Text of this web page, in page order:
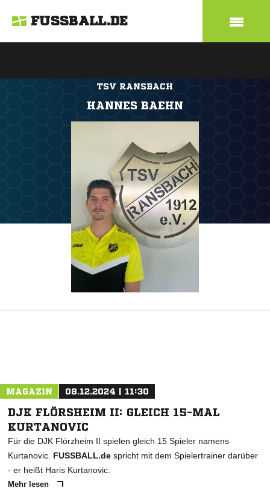
FUSSBALL.DE
TSV RANSBACH
HANNES BAEHN
MAGAZIN 08.12.2024 | 11:30
DJK FLÖRSHEIM II: GLEICH 15-MAL
KURTANOVIC
Für die DJK Flörzheim II spielen gleich 15 Spieler namens
Kurtanovic. FUSSBALL.de spricht mit dem Spielertrainer darüber
- er heißt Haris Kurtanovic.
Mehr lesen